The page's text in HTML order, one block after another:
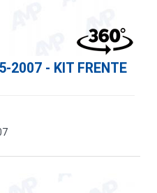
2007 - KIT FRENTE